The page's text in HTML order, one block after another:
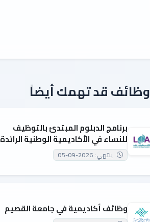
وظائف قد تهمك أيضاً
برنامج الدبلوم المبتدئ بالتوظيف
للنساء في الأكاديمية الوطنية الرائدة
ينتهي: 2026-09-05
وظائف أكاديمية في جامعة القصيم